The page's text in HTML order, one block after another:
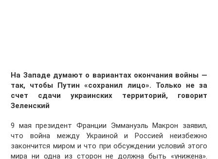
На Западе думают о вариантах окончания войны —
так, чтобы Путин «сохранил лицо». Только не за
счет сдачи украинских территорий, говорит
Зеленский
9 мая президент Франции Эммануэль Макрон заявил,
что война между Украиной и Россией неизбежно
закончится миром и что при обсуждении условий этого
мира ни одна из сторон не должна быть «унижена».